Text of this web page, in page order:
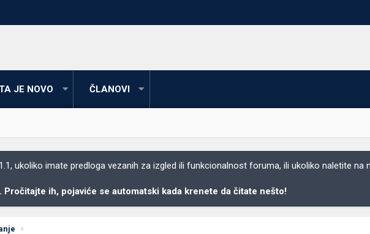
JE NOVO ČLANOVI
ukoliko imate predloga vezanih za izgled ili funkcionalnost foruma, ili ukoliko naletite na
Pročitajte ih, pojaviće se automatski kada krenete da čitate nešto!